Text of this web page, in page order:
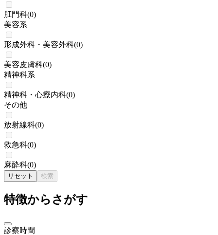
肛門科(0)
美容系
形成外科・美容外科(0)
美容皮膚科(0)
精神科系
精神科・心療内科(0)
その他
放射線科(0)
救急科(0)
麻酔科(0)
リセット 検索
特徴からさがす
診察時間